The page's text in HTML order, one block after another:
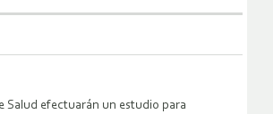
Salud efectuarán un estudio para